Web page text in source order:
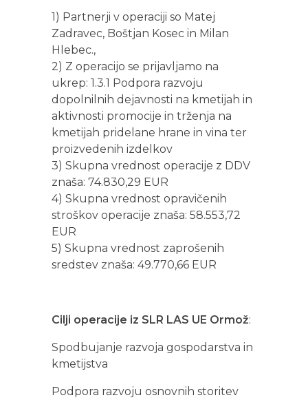
1) Partnerji v operaciji so Matej
Zadravec, Boštjan Kosec in Milan
Hlebec.,
2) Z operacijo se prijavljamo na
ukrep: 1.3.1 Podpora razvoju
dopolnilnih dejavnosti na kmetijah in
aktivnosti promocije in trženja na
kmetijah pridelane hrane in vina ter
proizvedenih izdelkov
3) Skupna vrednost operacije z DDV
znaša: 74.830,29 EUR
4) Skupna vrednost opravičenih
stroškov operacije znaša: 58.553,72
EUR
5) Skupna vrednost zaprošenih
sredstev znaša: 49.770,66 EUR
Cilji operacije iz SLR LAS UE Ormož:
Spodbujanje razvoja gospodarstva in
kmetijstva
Podpora razvoju osnovnih storitev